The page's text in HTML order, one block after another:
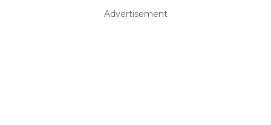
Advertisement